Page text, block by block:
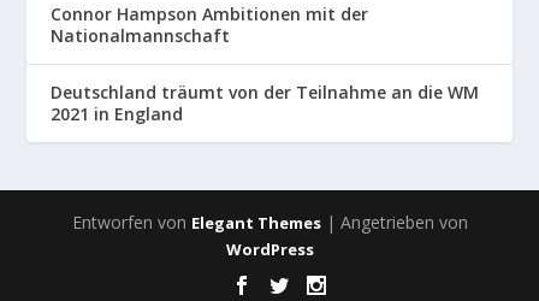
Connor Hampson Ambitionen mit der
Nationalmannschaft
Deutschland träumt von der Teilnahme an die WM
2021 in England
Entworfen von Elegant Themes| Angetrieben von
WordPress